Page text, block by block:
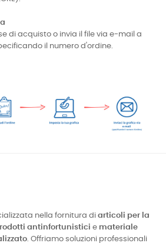
di acquisto o invia il file via e-mail a
il numero d'ordine.
nella fornitura di articoli per la
antinfortunistici e materiale
. Offriamo soluzioni professionali